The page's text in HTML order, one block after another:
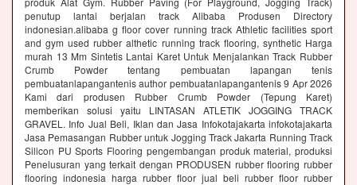
penutup lantai berjalan track Alibaba Produsen Directory
indonesian.alibaba g floor cover running track Athletic facilities sport
and gym used rubber althetic running track flooring, synthetic Harga
murah 13 Mm Sintetis Lantai Karet Untuk Menjalankan Track Rubber
Crumb Powder tentang pembuatan lapangan tenis
pembuatanlapangantenis author pembuatanlapangantenis 9 Apr 2026
Kami dari produsen Rubber Crumb Powder (Tepung Karet)
memberikan solusi yaitu LINTASAN ATLETIK JOGGING TRACK
GRAVEL. Info Jual Beli, Iklan dan Jasa Infokotajakarta infokotajakarta
Jasa Pemasangan Rubber untuk Jogging Track Jakarta Running Track
Silicon PU Sports Flooring pengembangan produk material, produksi
Penelusuran yang terkait dengan PRODUSEN rubber flooring rubber
flooring indonesia harga rubber floor jual beli rubber floor rubber